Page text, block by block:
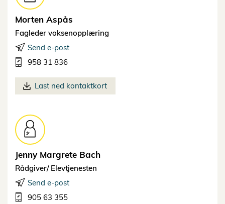
Morten Aspås
Fagleder voksenopplæring
Send e-post
958 31 836
Last ned kontaktkort
Jenny Margrete Bach
Rådgiver/ Elevtjenesten
Send e-post
905 63 355